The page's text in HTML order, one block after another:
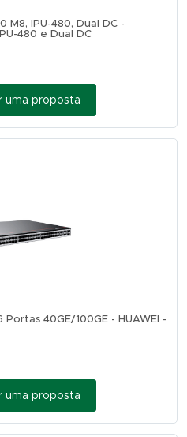
M8, IPU-480, Dual DC -
480 e Dual DC
uma proposta
40GE/100GE - HUAWEI -
uma proposta